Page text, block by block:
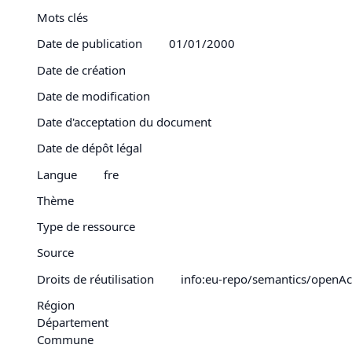
Mots clés
Date de publication
01/01/2000
Date de création
Date de modification
Date d'acceptation du document
Date de dépôt légal
Langue
fre
Thème
Type de ressource
Source
Droits de réutilisation
info:eu-repo/semantics/
Région
Département
Commune